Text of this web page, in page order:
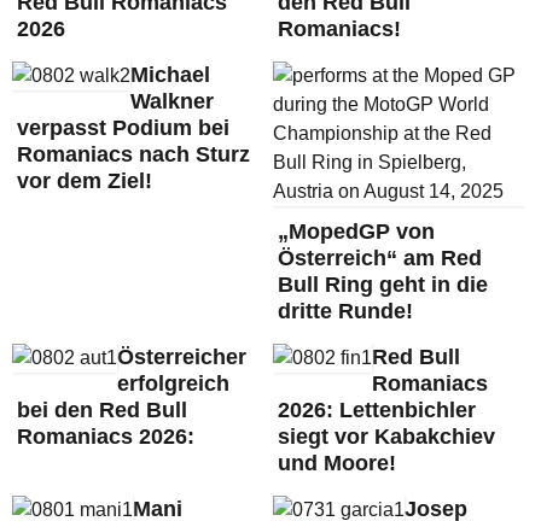
2026
Romaniacs!
Michael
Walkner
verpasst Podium bei
Romaniacs nach Sturz
vor dem Ziel!
„MopedGP von
Österreich“ am Red
Bull Ring geht in die
dritte Runde!
Österreicher
erfolgreich
bei den Red Bull
Romaniacs 2026:
Red Bull
Romaniacs
2026: Lettenbichler
siegt vor Kabakchiev
und Moore!
Mani
Josep